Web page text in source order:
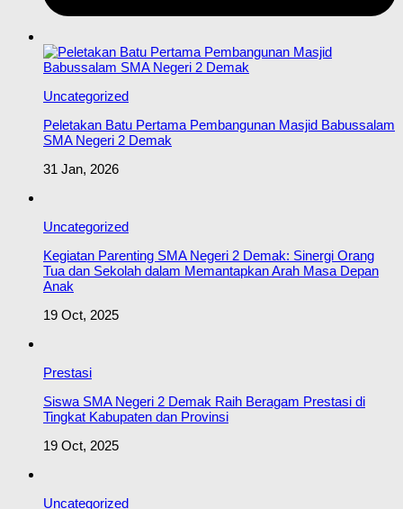
Uncategorized
Peletakan Batu Pertama Pembangunan Masjid Babussalam
SMA Negeri 2 Demak
31 Jan, 2026
Uncategorized
Kegiatan Parenting SMA Negeri 2 Demak: Sinergi Orang
Tua dan Sekolah dalam Memantapkan Arah Masa Depan
Anak
19 Oct, 2025
Prestasi
Siswa SMA Negeri 2 Demak Raih Beragam Prestasi di
Tingkat Kabupaten dan Provinsi
19 Oct, 2025
Uncategorized